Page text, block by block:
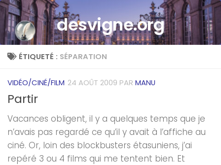
Skip to contentdesvigne.org
ÉTIQUETÉ : SÉPARATION
VIDÉO/CINÉ/FILM 24 AOÛT 2009 PAR MANU
Partir
Vacances obligent, il y a quelques temps que je
n’avais pas regardé ce qu’il y avait à l’affiche au
ciné. Or, loin des blockbusters étasuniens, j’ai
repéré 3 ou 4 films qui me tentent bien. Et